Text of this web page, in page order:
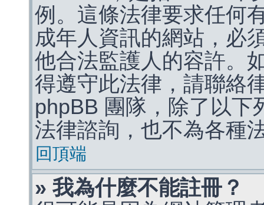
例。這條法律要求任何
成年人資訊的網站，必
他合法監護人的容許。
得遵守此法律，請聯絡
phpBB 團隊，除了以下
法律諮詢，也不為各種
回頂端
» 我為什麼不能註冊？